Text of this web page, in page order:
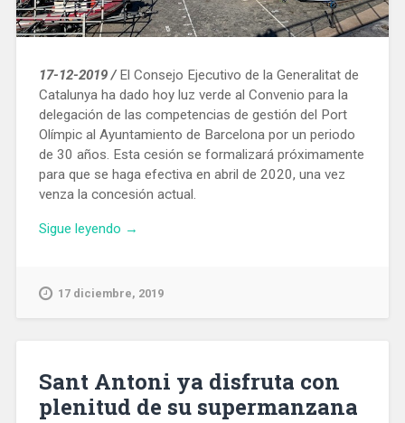
17-12-2019 /El Consejo Ejecutivo de la Generalitat de
Catalunya ha dado hoy luz verde al Convenio para la
delegación de las competencias de gestión del Port
Olímpic al Ayuntamiento de Barcelona por un periodo
de 30 años. Esta cesión se formalizará próximamente
para que se haga efectiva en abril de 2020, una vez
venza la concesión actual.
Sigue leyendo «La
ceder
la
gestión
→
17 diciembre, 2019
Sant Antoni ya disfruta con
plenitud de su supermanzana